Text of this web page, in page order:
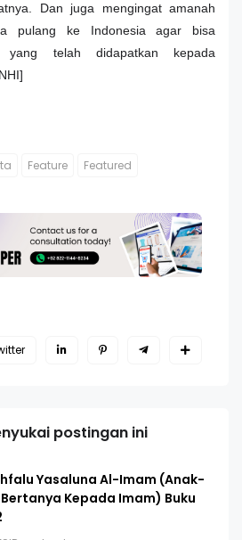
Dan juga mengingat amanah
pulang ke Indonesia agar bisa
yang telah didapatkan kepada
Feature Featured
postingan ini
Yasaluna Al-Imam (Anak-
Kepada Imam) Buku